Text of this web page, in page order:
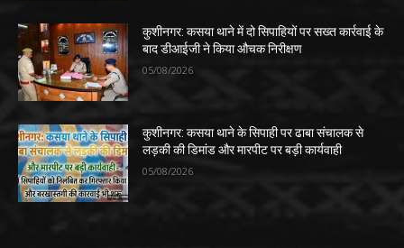
कुशीनगर: कसया थाने में दो सिपाहियों पर सख्त कार्रवाई के
बाद डीआईजी ने किया औचक निरीक्षण
05/08/2026
कुशीनगर: कसया थाने के सिपाही पर ढाबा संचालक से
लड़की की डिमांड और मारपीट पर बड़ी कार्यवाही
05/08/2026